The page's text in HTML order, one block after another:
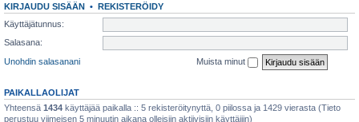
KIRJAUDU SISÄÄN • REKISTERÖIDY
Käyttäjätunnus:
Salasana:
Unohdin salasanani
Muista minut
PAIKALLAOLIJAT
Yhteensä 1434 käyttäjää paikalla :: 5 rekisteröitynyttä, 0 piilossa ja 1429 vierasta (Tieto
perustuu viimeisen 5 minuutin aikana olleisiin aktiivisiin käyttäjiin)